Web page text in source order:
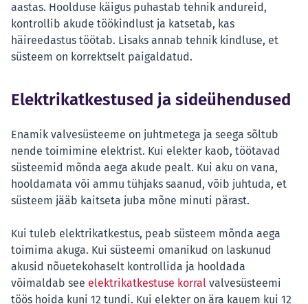
aastas. Hoolduse käigus puhastab tehnik andureid,
kontrollib akude töökindlust ja katsetab, kas
häireedastus töötab. Lisaks annab tehnik kindluse, et
süsteem on korrektselt paigaldatud.
Elektrikatkestused ja sideühendused
Enamik valvesüsteeme on juhtmetega ja seega sõltub
nende toimimine elektrist. Kui elekter kaob, töötavad
süsteemid mõnda aega akude pealt. Kui aku on vana,
hooldamata või ammu tühjaks saanud, võib juhtuda, et
süsteem jääb kaitseta juba mõne minuti pärast.
Kui tuleb elektrikatkestus, peab süsteem mõnda aega
toimima akuga. Kui süsteemi omanikud on laskunud
akusid nõuetekohaselt kontrollida ja hooldada
võimaldab see elektrikatkestuse korral valvesüsteemi
töös hoida kuni 12 tundi. Kui elekter on ära kauem kui 12